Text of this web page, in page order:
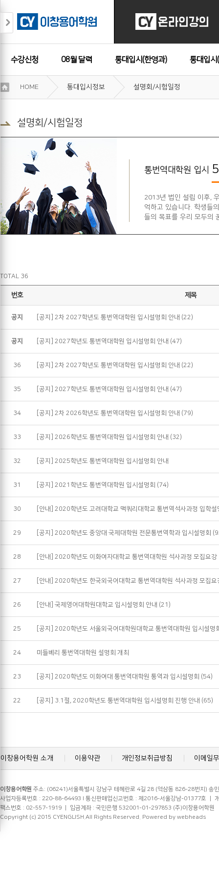
수강신청 08월 달력 통대입시(한영과) 통대입시
수강후기
용
약
개
HOME 통대입시정보 설명회/시험일정
설명회/시험일정
통번역대학원 입시
2013년 법인 설립 이후,
억하고 있습니다. 학생들
들의 목표를 우리 모두의
TOTAL 36
번호 제목
공지 [공지] 2차 2027학년도 통번역대학원 입시설명회 안내 (22)
공지 [공지] 2027학년도 통번역대학원 입시설명회 안내 (47)
36 [공지] 2차 2027학년도 통번역대학원 입시설명회 안내 (22)
35 [공지] 2027학년도 통번역대학원 입시설명회 안내 (47)
34 [공지] 2차 2026학년도 통번역대학원 입시설명회 안내 (79)
33 [공지] 2026학년도 통번역대학원 입시설명회 안내 (32)
32 [공지] 2025학년도 통번역대학원 입시설명회 안내
31 [공지] 2021학년도 통번역대학원 입시설명회 (74)
30 [안내] 2020학년도 고려대학교 맥쿼리대학교 통번역석사과정 입학설
29 [공지] 2020학년도 중앙대 국제대학원 전문통번역학과 입시설명회
28 [안내] 2020학년도 이화여자대학교 통번역대학원 석사과정 모집요강
27 [안내] 2020학년도 한국외국어대학교 통번역대학원 석사과정 모집요
26 [안내] 국제영어대학원대학교 입시설명회 안내 (21)
25 [공지] 2020학년도 서울외국어대학원대학교 통번역대학원 입시설명
24 미들베리 통번역대학원 설명회 개최
23 [공지] 2020학년도 이화여대 통번역대학원 통역과 입시설명회 (54)
22 [공지] 3.1절, 2020학년도 통번역대학원 입시설명회 진행 안내 (65)
이창용어학원 소개 이용약관 개인정보취급방침 이메일
이창용어학원 주소: (06241)서울특별시 강남구 테헤란로 4길 28 (역삼동 826-28번지) 송
사업자등록번호 : 220-88-64493 l 통신판매업신고번호 : 제2016-서울강남-01377호
팩스번호 : 02-557-1919 ㅣ 입금계좌 : 국민은행 532001-01-297853 (주)이창용어학원
Copyright (c) 2015 CYENGLISH.All Rights Reserved. Powered by webheads